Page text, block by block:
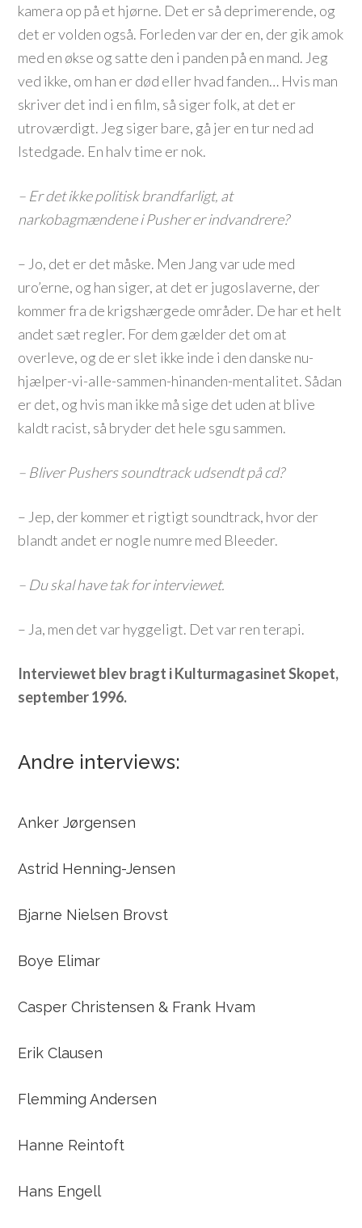
kamera op på et hjørne. Det er så deprimerende, og
det er volden også. Forleden var der en, der gik amok
med en økse og satte den i panden på en mand. Jeg
ved ikke, om han er død eller hvad fanden… Hvis man
skriver det ind i en film, så siger folk, at det er
utroværdigt. Jeg siger bare, gå jer en tur ned ad
Istedgade. En halv time er nok.
– Er det ikke politisk brandfarligt, at
narkobagmændene i Pusher er indvandrere?
– Jo, det er det måske. Men Jang var ude med
uro’erne, og han siger, at det er jugoslaverne, der
kommer fra de krigshærgede områder. De har et helt
andet sæt regler. For dem gælder det om at
overleve, og de er slet ikke inde i den danske nu-
hjælper-vi-alle-sammen-hinanden-mentalitet. Sådan
er det, og hvis man ikke må sige det uden at blive
kaldt racist, så bryder det hele sgu sammen.
– Bliver Pushers soundtrack udsendt på cd?
– Jep, der kommer et rigtigt soundtrack, hvor der
blandt andet er nogle numre med Bleeder.
– Du skal have tak for interviewet.
– Ja, men det var hyggeligt. Det var ren terapi.
Interviewet blev bragt i Kulturmagasinet Skopet,
september 1996.
Andre interviews:
Anker Jørgensen
Astrid Henning-Jensen
Bjarne Nielsen Brovst
Boye Elimar
Casper Christensen & Frank Hvam
Erik Clausen
Flemming Andersen
Hanne Reintoft
Hans Engell